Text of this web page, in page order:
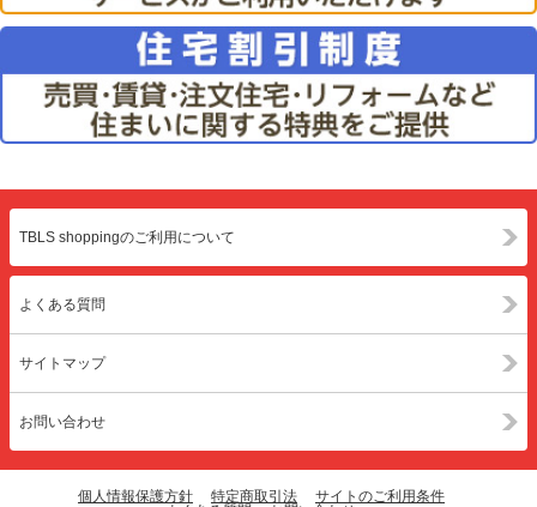
TBLS shoppingのご利用について
よくある質問
サイトマップ
お問い合わせ
個人情報保護方針 特定商取引法
サイトのご利用条件